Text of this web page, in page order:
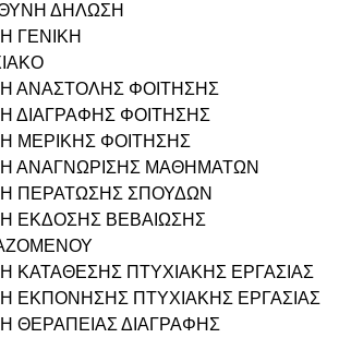
ΔΗΛΩΣΗ
ΓΕΝΙΚΗ
ΑΝΑΣΤΟΛΗΣ ΦΟΙΤΗΣΗΣ
ΔΙΑΓΡΑΦΗΣ ΦΟΙΤΗΣΗΣ
ΜΕΡΙΚΗΣ ΦΟΙΤΗΣΗΣ
ΑΝΑΓΝΩΡΙΣΗΣ ΜΑΘΗΜΑΤΩΝ
ΠΕΡΑΤΩΣΗΣ ΣΠΟΥΔΩΝ
ΕΚΔΟΣΗΣ ΒΕΒΑΙΩΣΗΣ
ΚΑΤΑΘΕΣΗΣ ΠΤΥΧΙΑΚΗΣ ΕΡΓΑΣΙΑΣ
ΕΚΠΟΝΗΣΗΣ ΠΤΥΧΙΑΚΗΣ ΕΡΓΑΣΙΑΣ
ΘΕΡΑΠΕΙΑΣ ΔΙΑΓΡΑΦΗΣ